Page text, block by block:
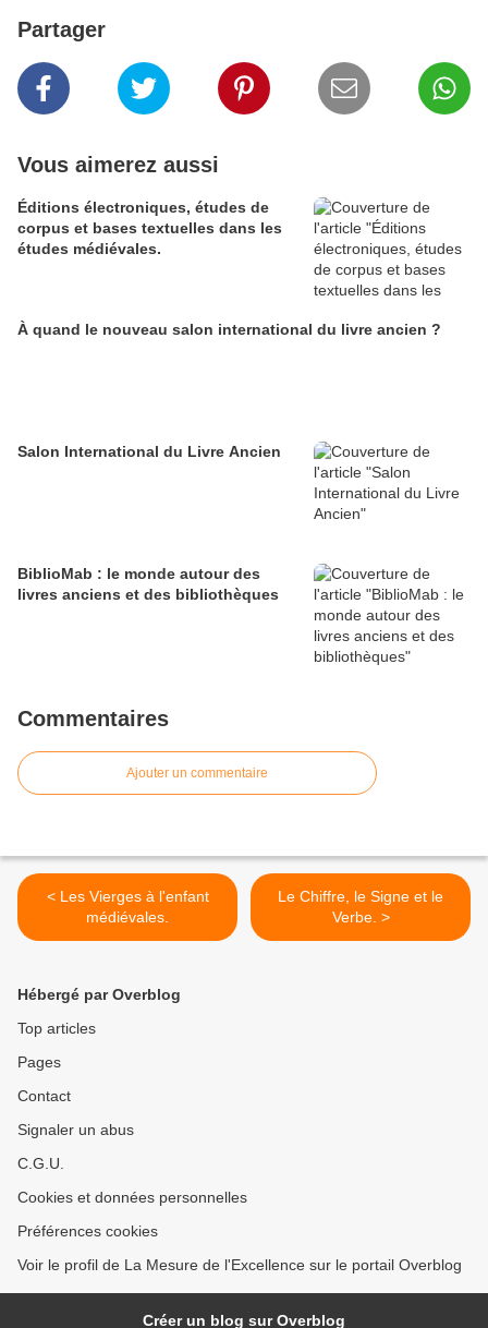
Partager
Vous aimerez aussi
Éditions électroniques, études de
corpus et bases textuelles dans les
études médiévales.
À quand le nouveau salon international du livre ancien ?
Salon International du Livre Ancien
BiblioMab : le monde autour des
livres anciens et des bibliothèques
Commentaires
Ajouter un commentaire
< Les Vierges à l'enfant
médiévales.
Le Chiffre, le Signe et le
Verbe. >
Hébergé par Overblog
Top articles
Pages
Contact
Signaler un abus
C.G.U.
Cookies et données personnelles
Préférences cookies
Voir le profil de La Mesure de l'Excellence sur le portail Overblog
Créer un blog sur Overblog